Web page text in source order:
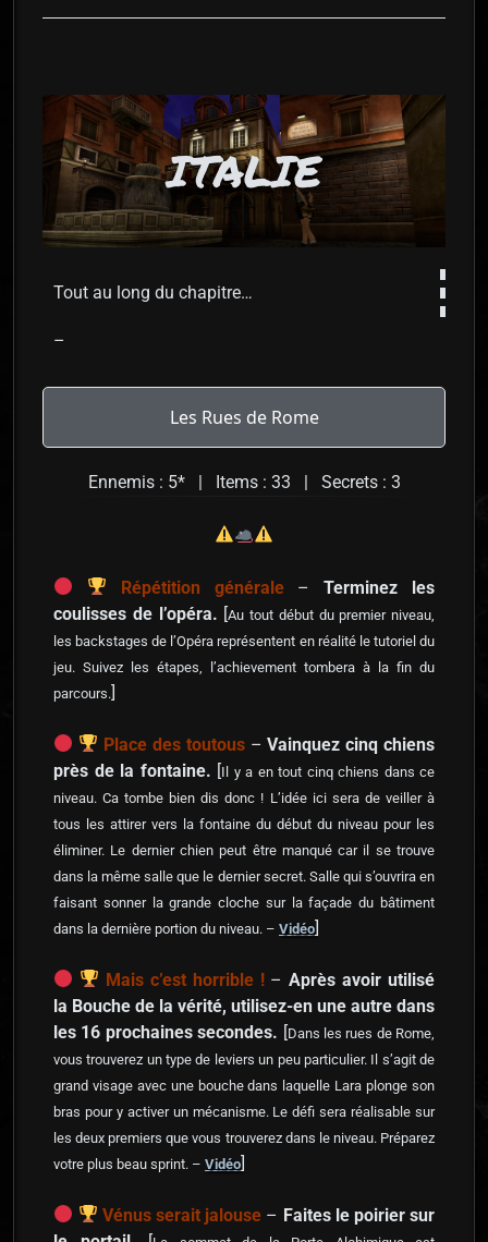
ITALIE
Tout au long du chapitre…
–
Les Rues de Rome
Ennemis : 5* | Items : 33 | Secrets : 3
Répétition générale–Terminez les
coulisses de l’opéra. [Au tout début du premier niveau,
les backstages de l’Opéra représentent en réalité le tutoriel du
jeu. Suivez les étapes, l’achievement tombera à la fin du
parcours.]
Place des toutous–Vainquez cinq chiens
près de la fontaine. [Il y a en tout cinq chiens dans ce
niveau. Ca tombe bien dis donc ! L’idée ici sera de veiller à
tous les attirer vers la fontaine du début du niveau pour les
éliminer. Le dernier chien peut être manqué car il se trouve
dans la même salle que le dernier secret. Salle qui s’ouvrira en
faisant sonner la grande cloche sur la façade du bâtiment
dans la dernière portion du niveau. – Vidéo]
Mais c’est horrible !–Après avoir utilisé
la Bouche de la vérité, utilisez-en une autre dans
les 16 prochaines secondes. [Dans les rues de Rome,
vous trouverez un type de leviers un peu particulier. Il s’agit de
grand visage avec une bouche dans laquelle Lara plonge son
bras pour y activer un mécanisme. Le défi sera réalisable sur
les deux premiers que vous trouverez dans le niveau. Préparez
votre plus beau sprint. – Vidéo]
Vénus serait jalouse – Faites le poirier sur